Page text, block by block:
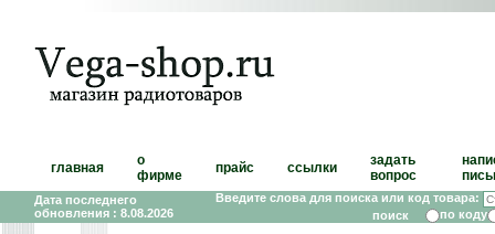
главная
о
фирме
прайс ссылки
задать
вопрос
Дата последнего
обновления : 8.08.2026
Введите слова для поиска или код товара:
по коду